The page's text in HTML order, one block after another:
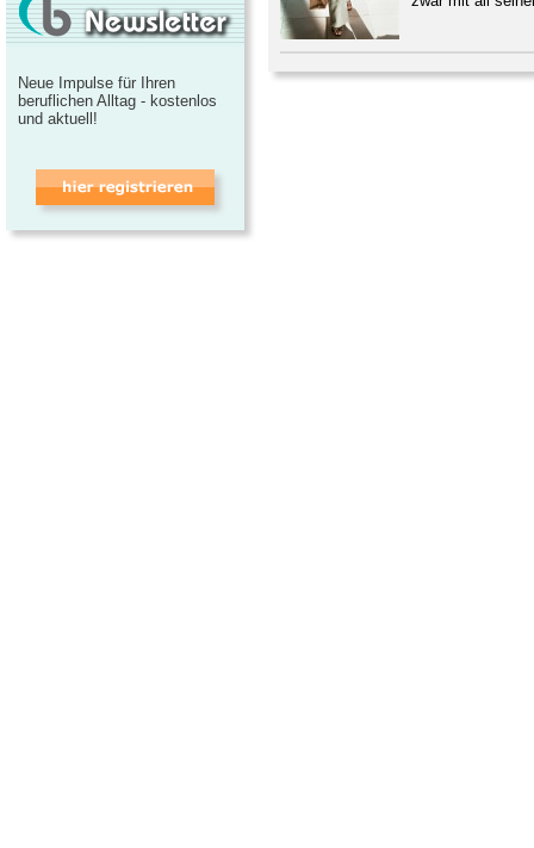
Neue Impulse für Ihren
beruflichen Alltag - kostenlos
und aktuell!